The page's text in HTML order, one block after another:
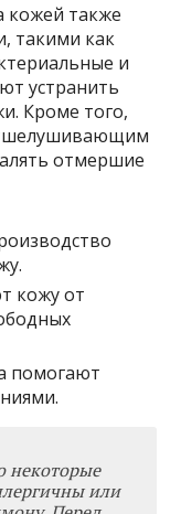
кожей также
такими как
и
устранить
Кроме того,
отмершие
кожу от
помогают
некоторые
или